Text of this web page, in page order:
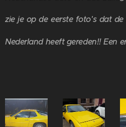
zie je op de eerste foto's dat
Nederland heeft gereden!! Een